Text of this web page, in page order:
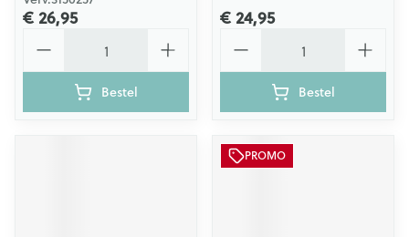
€ 26,95
Bestel
€ 24,95
Bestel
PROMO